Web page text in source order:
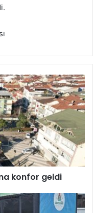
konfor geldi